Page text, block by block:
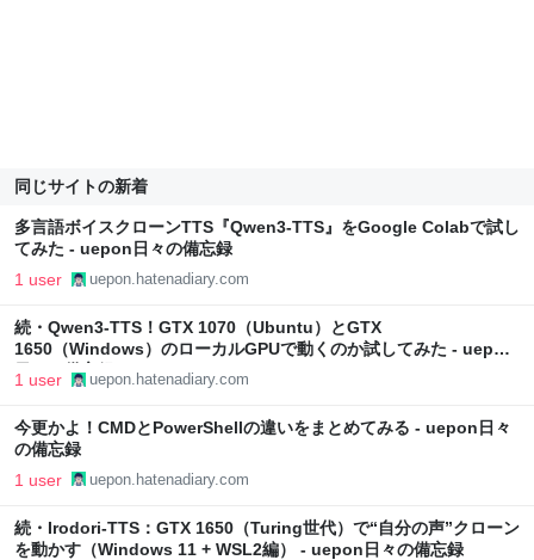
同じサイトの新着
多言語ボイスクローンTTS『Qwen3-TTS』をGoogle Colabで試し
てみた - uepon日々の備忘録
1 user uepon.hatenadiary.com
続・Qwen3-TTS！GTX 1070（Ubuntu）とGTX
1650（Windows）のローカルGPUで動くのか試してみた - uepon
日々の備忘録
1 user uepon.hatenadiary.com
今更かよ！CMDとPowerShellの違いをまとめてみる - uepon日々
の備忘録
1 user uepon.hatenadiary.com
続・Irodori-TTS：GTX 1650（Turing世代）で“自分の声”クローン
を動かす（Windows 11 + WSL2編） - uepon日々の備忘録